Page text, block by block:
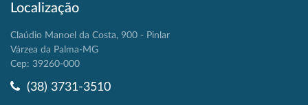
Localização
Claúdio Manoel da Costa, 900 - Pinlar
Várzea da Palma-MG
Cep: 39260-000
(38) 3731-3510